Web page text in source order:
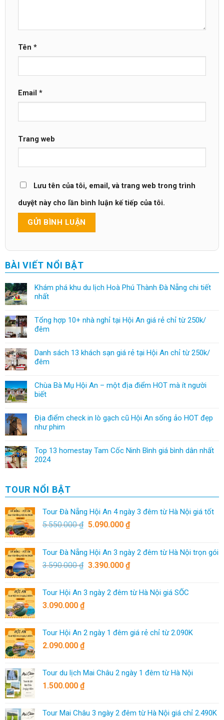
Tên *
Email *
Trang web
Lưu tên của tôi, email, và trang web trong trình
duyệt này cho lần bình luận kế tiếp của tôi.
BÀI VIẾT NỔI BẬT
Khám phá khu du lịch Hoà Phú Thành Đà Nẵng chi tiết
nhất
Tổng hợp 10+ nhà nghỉ tại Hội An giá rẻ chỉ từ 250k/
đêm
Danh sách 13 khách sạn giá rẻ tại Hội An chỉ từ 250k/
đêm
Chùa Bà Mụ Hội An – một địa điểm HOT mà ít người
biết
Địa điểm check in lò gạch cũ Hội An sống ảo HOT đẹp
như phim
Top 13 homestay Tam Cốc Ninh Bình giá bình dân nhất
2024
TOUR NỔI BẬT
Tour Đà Nẵng Hội An 4 ngày 3 đêm từ Hà Nội giá tốt
5.550.000₫ 5.090.000 ₫
Tour Đà Nẵng Hội An 3 ngày 2 đêm từ Hà Nội trọn gói
3.590.000₫ 3.390.000 ₫
Tour Hội An 3 ngày 2 đêm từ Hà Nội giá SỐC
3.090.000 ₫
Tour Hội An 2 ngày 1 đêm giá rẻ chỉ từ 2.090K
2.090.000 ₫
Tour du lịch Mai Châu 2 ngày 1 đêm từ Hà Nội
1.500.000 ₫
Tour Mai Châu 3 ngày 2 đêm từ Hà Nội giá chỉ 2.490K